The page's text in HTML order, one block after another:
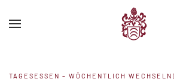
Zum Hauptinhalt springen
TAGESESSEN – WÖCHENTLICH